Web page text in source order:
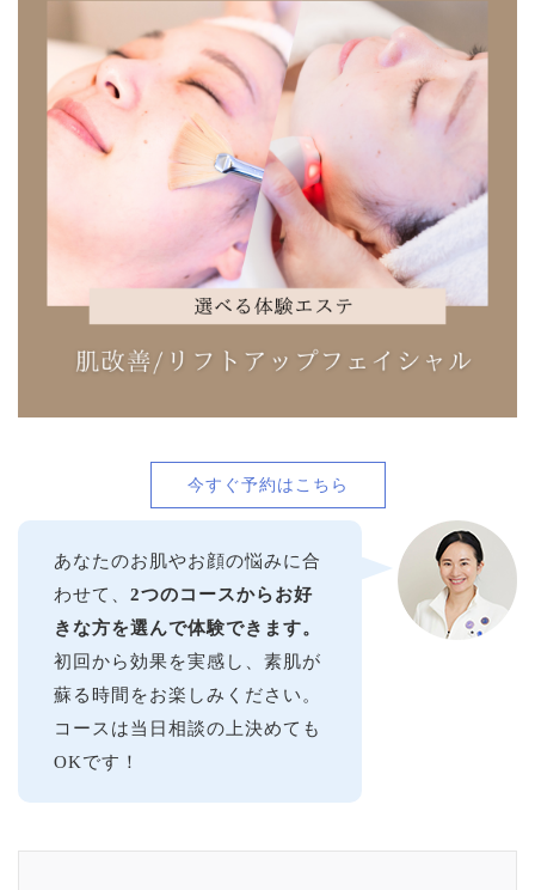
今すぐ予約はこちら
あなたのお肌やお顔の悩みに合
わせて、 2つのコースからお好
きな方を選んで体験できます。
初回から効果を実感し、素肌が
蘇る時間をお楽しみください。
コースは当日相談の上決めても
OKです！